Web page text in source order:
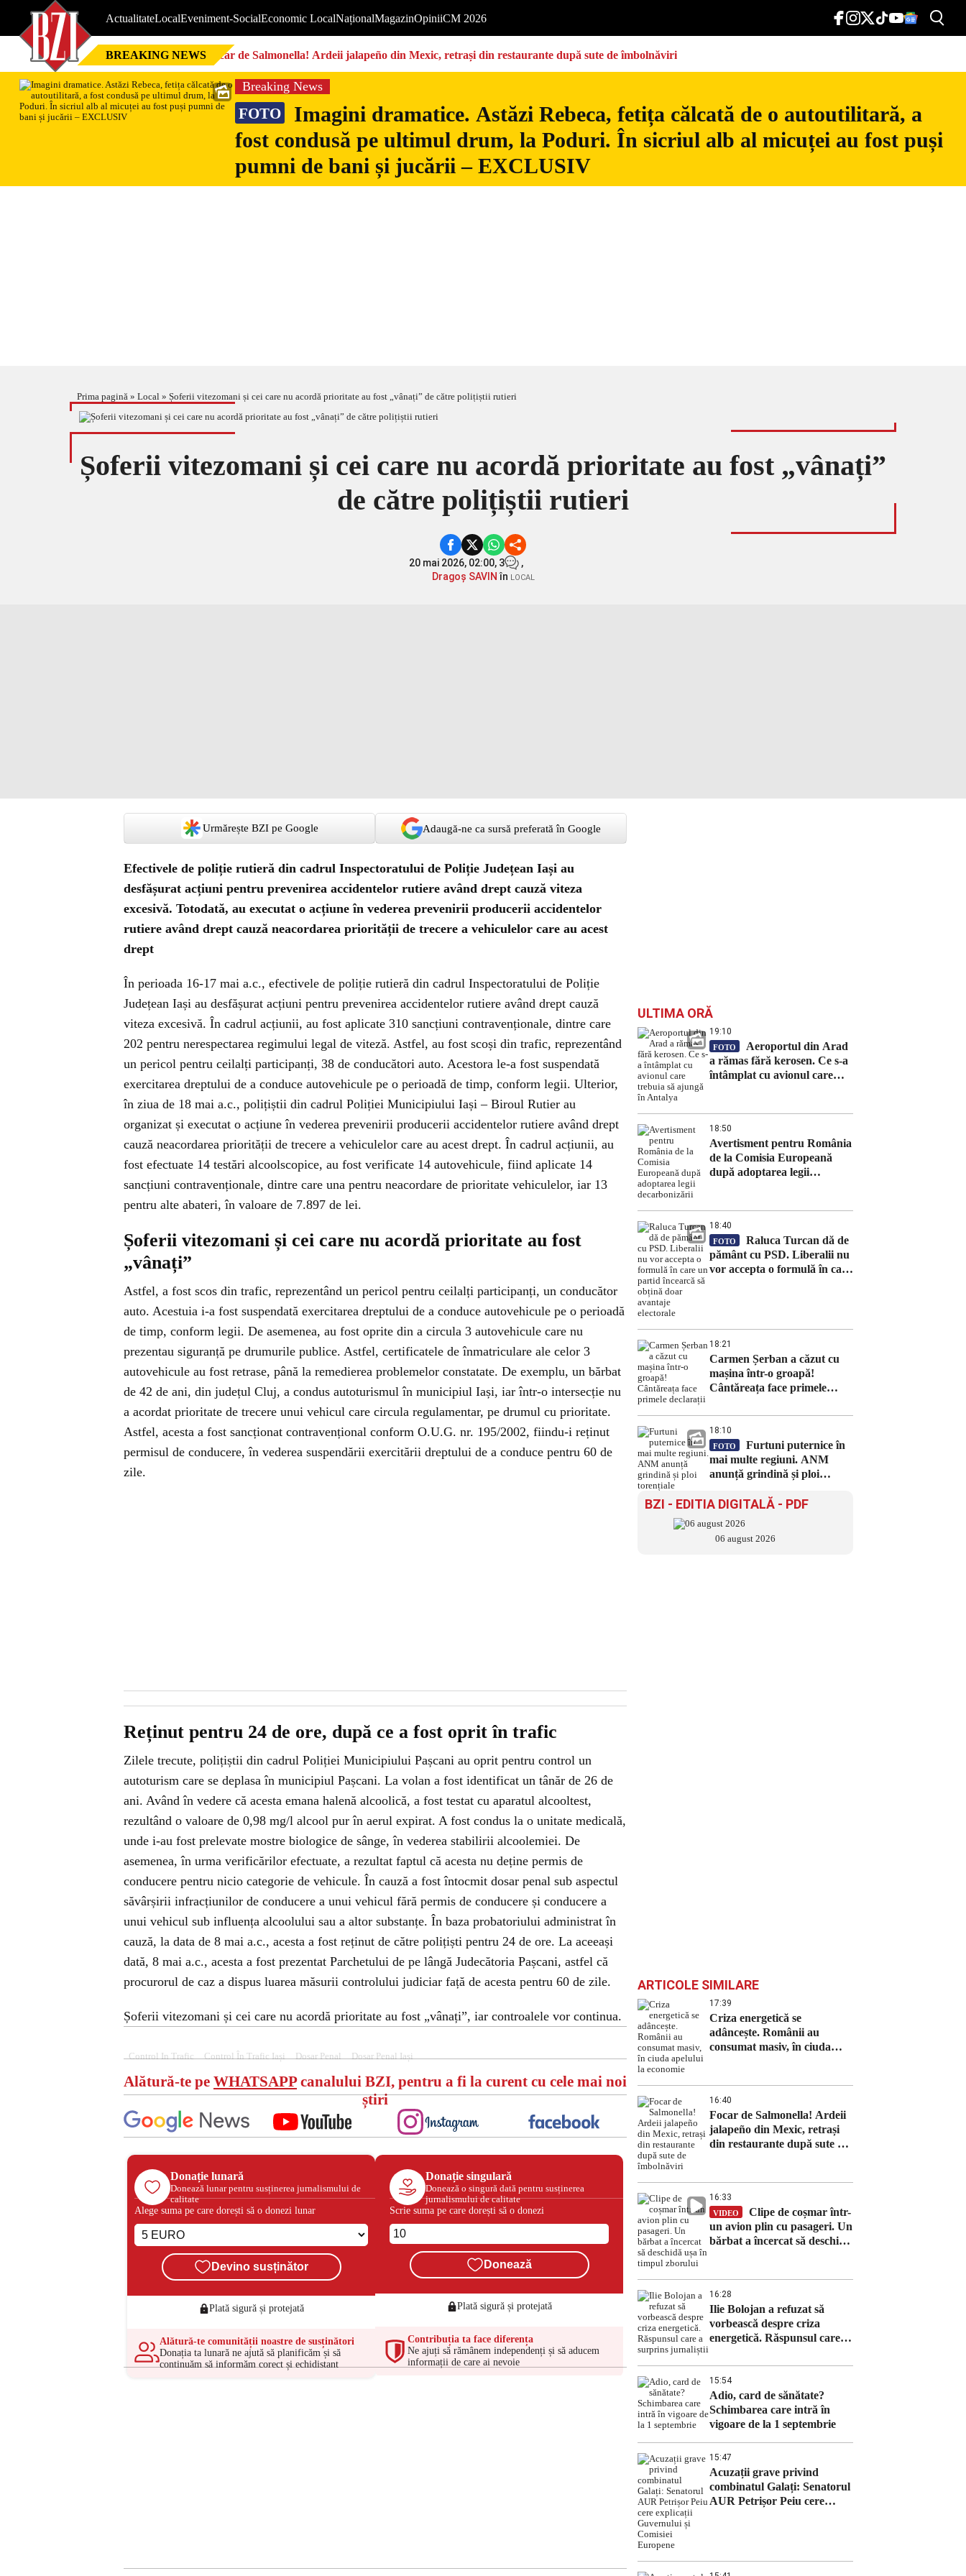
ActualitateLocalEveniment-SocialEconomic LocalNaționalMagazinOpiniiCM 2026
BREAKING NEWS Focar de Salmonella! Ardeii jalapeño din Mexic, retrași din restaurante după sute de îmbolnăviri
Breaking News
FOTO
Imagini dramatice. Astăzi Rebeca, fetița călcată de o autoutilitară, a
fost condusă pe ultimul drum, la Poduri. În sicriul alb al micuței au fost puși
pumni de bani și jucării – EXCLUSIV
Prima pagină » Local » Șoferii vitezomani și cei care nu acordă prioritate au fost „vânați” de către polițiștii rutieri
Șoferii vitezomani și cei care nu acordă prioritate au fost „vânați”
de către polițiștii rutieri
20 mai 2026, 02:00, 3
,
Dragoș SAVIN în LOCAL
Urmărește BZI pe Google Adaugă-ne ca sursă preferată în Google
Efectivele de poliție rutieră din cadrul Inspectoratului de Poliție Județean Iași au
desfășurat acțiuni pentru prevenirea accidentelor rutiere având drept cauză viteza
excesivă. Totodată, au executat o acțiune în vederea prevenirii producerii accidentelor
rutiere având drept cauză neacordarea priorității de trecere a vehiculelor care au acest
drept
În perioada 16-17 mai a.c., efectivele de poliție rutieră din cadrul Inspectoratului de Poliție
Județean Iași au desfășurat acțiuni pentru prevenirea accidentelor rutiere având drept cauză
viteza excesivă. În cadrul acțiunii, au fost aplicate 310 sancțiuni contravenționale, dintre care
202 pentru nerespectarea regimului legal de viteză. Astfel, au fost scoși din trafic, reprezentând
un pericol pentru ceilalți participanți, 38 de conducători auto. Acestora le-a fost suspendată
exercitarea dreptului de a conduce autovehicule pe o perioadă de timp, conform legii. Ulterior,
în ziua de 18 mai a.c., polițiștii din cadrul Poliției Municipiului Iași – Biroul Rutier au
organizat și executat o acțiune în vederea prevenirii producerii accidentelor rutiere având drept
cauză neacordarea priorității de trecere a vehiculelor care au acest drept. În cadrul acțiunii, au
fost efectuate 14 testări alcoolscopice, au fost verificate 14 autovehicule, fiind aplicate 14
sancțiuni contravenționale, dintre care una pentru neacordare de prioritate vehiculelor, iar 13
pentru alte abateri, în valoare de 7.897 de lei.
Șoferii vitezomani și cei care nu acordă prioritate au fost
„vânați”
Astfel, a fost scos din trafic, reprezentând un pericol pentru ceilalți participanți, un conducător
auto. Acestuia i-a fost suspendată exercitarea dreptului de a conduce autovehicule pe o perioadă
de timp, conform legii. De asemenea, au fost oprite din a circula 3 autovehicule care nu
prezentau siguranță pe drumurile publice. Astfel, certificatele de înmatriculare ale celor 3
autovehicule au fost retrase, până la remedierea problemelor constatate. De exemplu, un bărbat
de 42 de ani, din județul Cluj, a condus autoturismul în municipiul Iași, iar într-o intersecție nu
a acordat prioritate de trecere unui vehicul care circula regulamentar, pe drumul cu prioritate.
Astfel, acesta a fost sancționat contravențional conform O.U.G. nr. 195/2002, fiindu-i reținut
permisul de conducere, în vederea suspendării exercitării dreptului de a conduce pentru 60 de
zile.
Reținut pentru 24 de ore, după ce a fost oprit în trafic
Zilele trecute, polițiștii din cadrul Poliției Municipiului Pașcani au oprit pentru control un
autoturism care se deplasa în municipiul Pașcani. La volan a fost identificat un tânăr de 26 de
ani. Având în vedere că acesta emana halenă alcoolică, a fost testat cu aparatul alcooltest,
rezultând o valoare de 0,98 mg/l alcool pur în aerul expirat. A fost condus la o unitate medicală,
unde i-au fost prelevate mostre biologice de sânge, în vederea stabilirii alcoolemiei. De
asemenea, în urma verificărilor efectuate, a rezultat faptul că acesta nu deține permis de
conducere pentru nicio categorie de vehicule. În cauză a fost întocmit dosar penal sub aspectul
săvârșirii infracțiunilor de conducere a unui vehicul fără permis de conducere și conducere a
unui vehicul sub influența alcoolului sau a altor substanțe. În baza probatoriului administrat în
cauză, la data de 8 mai a.c., acesta a fost reținut de către polițiști pentru 24 de ore. La aceeași
dată, 8 mai a.c., acesta a fost prezentat Parchetului de pe lângă Judecătoria Pașcani, astfel că
procurorul de caz a dispus luarea măsurii controlului judiciar față de acesta pentru 60 de zile.
Șoferii vitezomani și cei care nu acordă prioritate au fost „vânați”, iar controalele vor continua.
Control In Trafic Control În Trafic Iași Dosar Penal Dosar Penal Iași
Alătură-te pe WHATSAPPcanalului BZI, pentru a fi la curent cu cele mai noi
știri
Donație lunară
Donează lunar pentru susținerea jurnalismului de
calitate
Alege suma pe care dorești să o donezi lunar
Devino susținător
Plată sigură și protejată
Alătură-te comunității noastre de susținători
Donația ta lunară ne ajută să planificăm și să
continuăm să informăm corect și echidistant
Donație singulară
Donează o singură dată pentru susținerea
jurnalismului de calitate
Scrie suma pe care dorești să o donezi
Donează
Plată sigură și protejată
Contribuția ta face diferența
Ne ajuți să rămânem independenți și să aducem
informații de care ai nevoie
ULTIMA ORĂ
19:10
FOTO
Aeroportul din Arad
a rămas fără kerosen. Ce s-a
întâmplat cu avionul care
18:50
Avertisment pentru România
de la Comisia Europeană
după adoptarea legii
18:40
FOTO
Raluca Turcan dă de
pământ cu PSD. Liberalii nu
vor accepta o formulă în care
18:21
Carmen Șerban a căzut cu
mașina într-o groapă!
Cântăreața face primele
18:10
FOTO
Furtuni puternice în
mai multe regiuni. ANM
anunță grindină și ploi
BZI - EDITIA DIGITALĂ - PDF
06 august 2026
ARTICOLE SIMILARE
17:39
Criza energetică se
adâncește. Românii au
consumat masiv, în ciuda
16:40
Focar de Salmonella! Ardeii
jalapeño din Mexic, retrași
din restaurante după sute de
16:33
VIDEO
Clipe de coșmar într-
un avion plin cu pasageri. Un
bărbat a încercat să deschidă
16:28
Ilie Bolojan a refuzat să
vorbească despre criza
energetică. Răspunsul care a
15:54
Adio, card de sănătate?
Schimbarea care intră în
vigoare de la 1 septembrie
15:47
Acuzații grave privind
combinatul Galați: Senatorul
AUR Petrișor Peiu cere